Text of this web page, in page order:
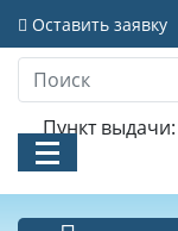
Оставить заявку
Пункт выдачи: